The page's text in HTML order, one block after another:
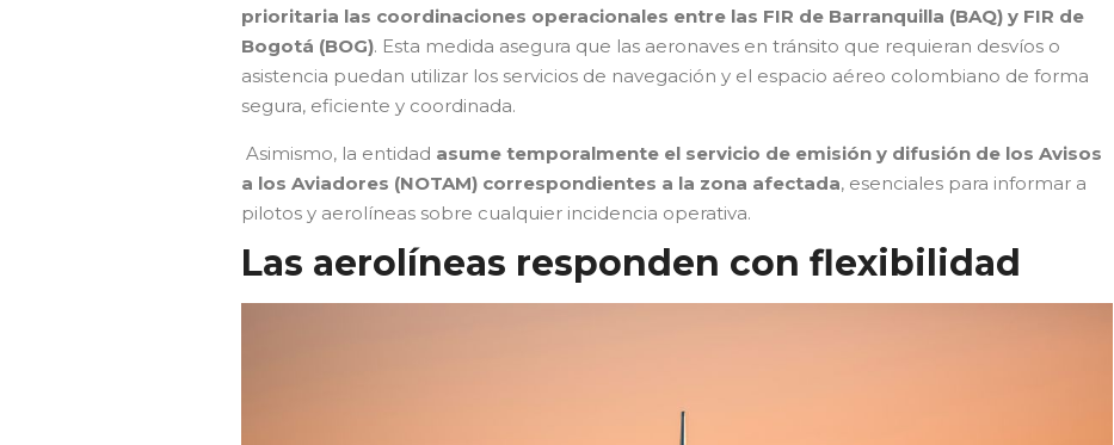
prioritaria las coordinaciones operacionales entre las FIR de Barranquilla (BAQ) y FIR de
Bogotá (BOG). Esta medida asegura que las aeronaves en tránsito que requieran desvíos o
asistencia puedan utilizar los servicios de navegación y el espacio aéreo colombiano de forma
segura, eficiente y coordinada.
Asimismo, la entidad asume temporalmente el servicio de emisión y difusión de los Avisos
a los Aviadores (NOTAM) correspondientes a la zona afectada, esenciales para informar a
pilotos y aerolíneas sobre cualquier incidencia operativa.
Las aerolíneas responden con flexibilidad